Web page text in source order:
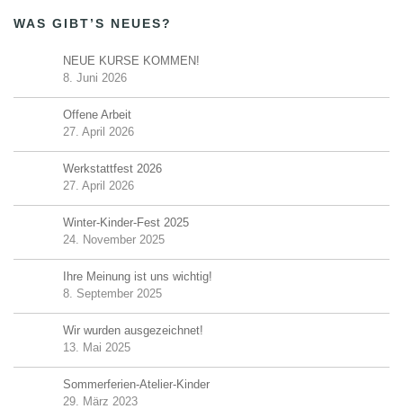
WAS GIBT’S NEUES?
NEUE KURSE KOMMEN!
8. Juni 2026
Offene Arbeit
27. April 2026
Werkstattfest 2026
27. April 2026
Winter-Kinder-Fest 2025
24. November 2025
Ihre Meinung ist uns wichtig!
8. September 2025
Wir wurden ausgezeichnet!
13. Mai 2025
Sommerferien-Atelier-Kinder
29. März 2023